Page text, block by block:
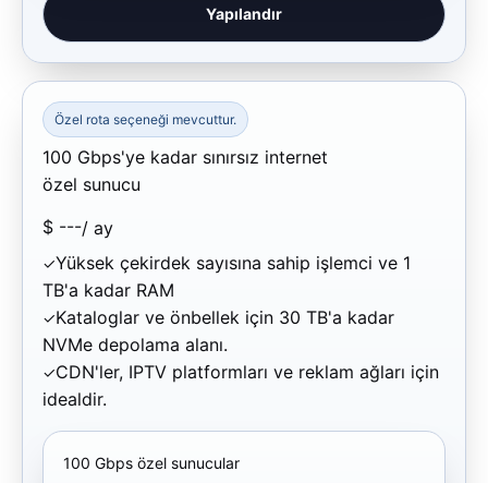
Yapılandır
Özel rota seçeneği mevcuttur.
100 Gbps'ye kadar sınırsız internet
özel sunucu
$ ---/ ay
Yüksek çekirdek sayısına sahip işlemci ve 1
TB'a kadar RAM
Kataloglar ve önbellek için 30 TB'a kadar
NVMe depolama alanı.
CDN'ler, IPTV platformları ve reklam ağları için
idealdir.
100 Gbps özel sunucular